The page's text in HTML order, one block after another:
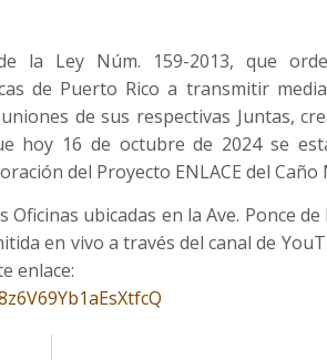
la Ley Núm. 159-2013, que
de Puerto Rico a transmitir
de sus respectivas Juntas,
hoy 16 de octubre de 2024 se
del Proyecto ENLACE del Caño
ubicadas en la Ave. Ponce
en vivo a través del canal de
enlace: